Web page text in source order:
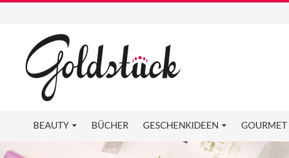
BEAUTY BÜCHER GESCHENKIDEEN GOURMET